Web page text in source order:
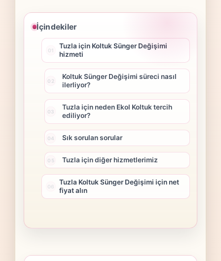
İçindekiler
Tuzla için Koltuk Sünger Değişimi
hizmeti
Koltuk Sünger Değişimi süreci nasıl
ilerliyor?
Tuzla için neden Ekol Koltuk tercih
ediliyor?
Sık sorulan sorular
Tuzla için diğer hizmetlerimiz
Tuzla Koltuk Sünger Değişimi için net
fiyat alın